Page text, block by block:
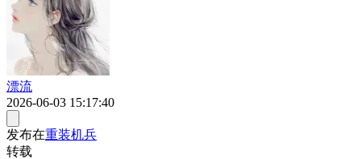
漂流
2026-06-03 15:17:40
发布在重装机兵
转载